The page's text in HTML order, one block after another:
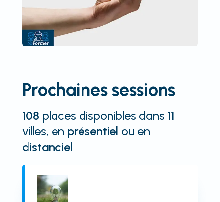
Prochaines sessions
108 places disponibles dans 11
villes, en présentiel ou en
distanciel